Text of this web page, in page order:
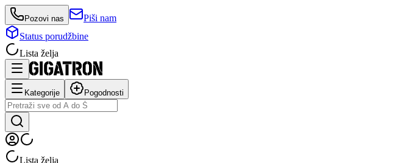
Pozovi nas
Piši nam
Status porudžbine
Lista želja
Kategorije Pogodnosti
Lista želja